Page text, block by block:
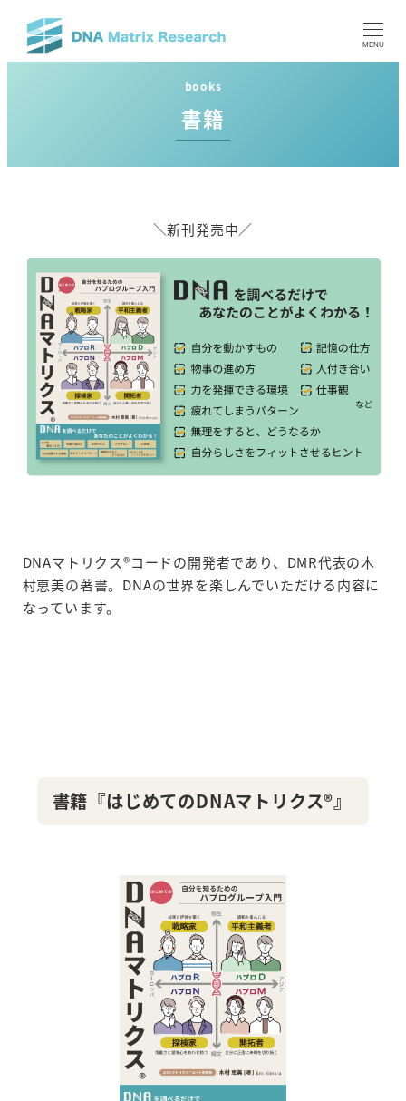
ン
MENU
books
書籍
＼新刊発売中／
DNAマトリクス®コードの開発者であり、DMR代表の木
村恵美の著書。DNAの世界を楽しんでいただける内容に
なっています。
書籍『はじめてのDNAマトリクス®』